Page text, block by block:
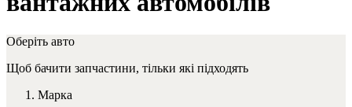
Оберіть авто
Щоб бачити запчастини, тільки які підходять
Марка